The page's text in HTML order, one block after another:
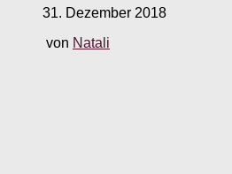
31. Dezember 2018
von Natali